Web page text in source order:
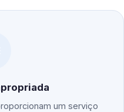
um serviço